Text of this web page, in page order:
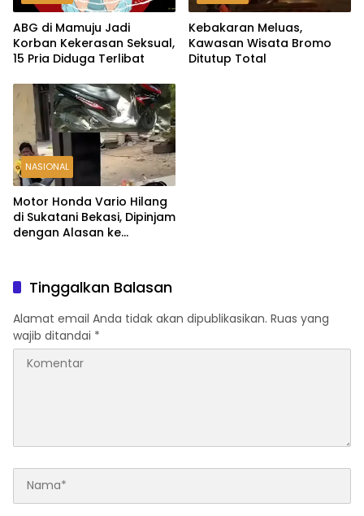
ABG di Mamuju Jadi
Korban Kekerasan Seksual,
15 Pria Diduga Terlibat
Kebakaran Meluas,
Kawasan Wisata Bromo
Ditutup Total
NASIONAL
Motor Honda Vario Hilang
di Sukatani Bekasi, Dipinjam
dengan Alasan ke
Tinggalkan Balasan
Alamat email Anda tidak akan dipublikasikan. Ruas yang
wajib ditandai *